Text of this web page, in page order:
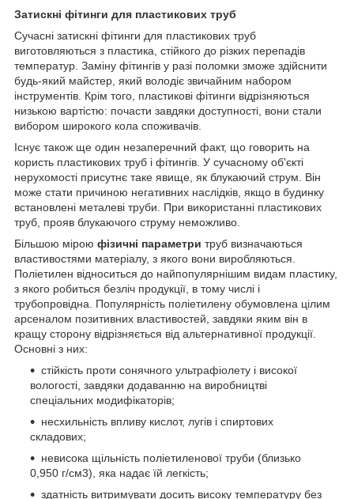
Затискні фітинги для пластикових труб
Сучасні затискні фітинги для пластикових труб
виготовляються з пластика, стійкого до різких перепадів
температур. Заміну фітингів у разі поломки зможе здійснити
будь-який майстер, який володіє звичайним набором
інструментів. Крім того, пластикові фітинги відрізняються
низькою вартістю: почасти завдяки доступності, вони стали
вибором широкого кола споживачів.
Існує також ще один незаперечний факт, що говорить на
користь пластикових труб і фітингів. У сучасному об'єкті
нерухомості присутнє таке явище, як блукаючий струм. Він
може стати причиною негативних наслідків, якщо в будинку
встановлені металеві труби. При використанні пластикових
труб, прояв блукаючого струму неможливо.
Більшою мірою фізичні параметри труб визначаються
властивостями матеріалу, з якого вони виробляються.
Поліетилен відноситься до найпопулярнішим видам пластику,
з якого робиться безліч продукції, в тому числі і
трубопровідна. Популярність поліетилену обумовлена цілим
арсеналом позитивних властивостей, завдяки яким він в
кращу сторону відрізняється від альтернативної продукції.
Основні з них:
стійкість проти сонячного ультрафіолету і високої
вологості, завдяки додаванню на виробництві
спеціальних модифікаторів;
несхильність впливу кислот, лугів і спиртових
складових;
невисока щільність поліетиленової труби (близько
0,950 г/см3), яка надає їй легкість;
здатність витримувати досить високу температуру без